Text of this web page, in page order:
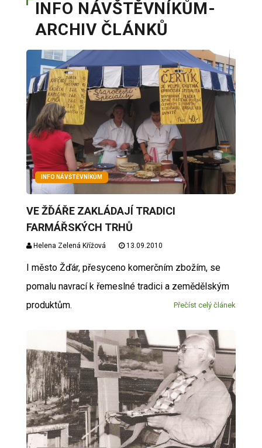
INFO NÁVŠTĚVNÍKŮM-
ARCHIV ČLÁNKŮ
INFO NÁVŠTĚVNÍKŮM
VE ŽĎÁŘE ZAKLÁDAJÍ TRADICI
FARMÁŘSKÝCH TRHŮ
Helena Zelená Křížová 13.09.2010
I město Žďár, přesyceno komerčním zbožím, se
pomalu navrací k řemeslné tradici a zemědělským
produktům.
Přečíst celý článek